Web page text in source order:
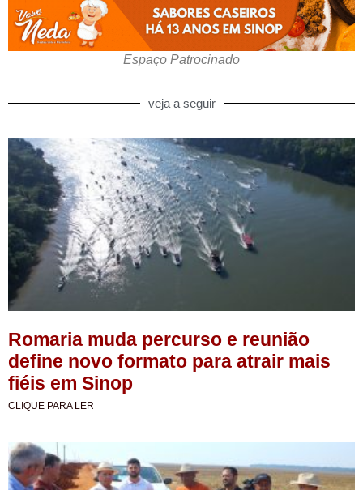
Espaço Patrocinado
veja a seguir
Romaria muda percurso e reunião
define novo formato para atrair mais
fiéis em Sinop
CLIQUE PARA LER